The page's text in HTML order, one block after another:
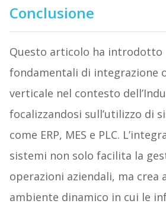
Conclusione
Questo articolo ha introdotto
fondamentali di integrazione
verticale nel contesto
focalizzandosi sull’utilizzo di
come ERP, MES e PLC.
sistemi non solo facilita la
operazioni aziendali, ma crea
ambiente dinamico in cui le